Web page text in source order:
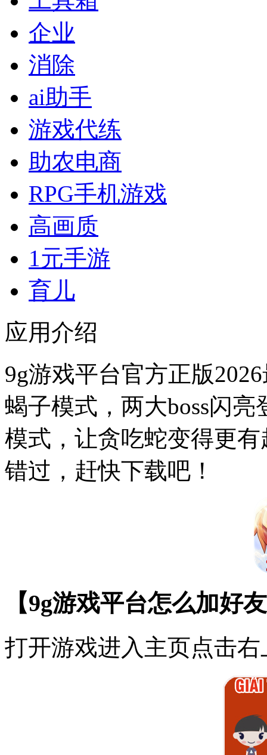
企业
消除
ai助手
游戏代练
助农电商
RPG手机游戏
高画质
1元手游
育儿
应用介绍
9g游戏平台官方正版
蝎子模式，两大boss闪
模式，让贪吃蛇变得更
错过，赶快下载吧！
【9g游戏平台怎么加好
打开游戏进入主页点击